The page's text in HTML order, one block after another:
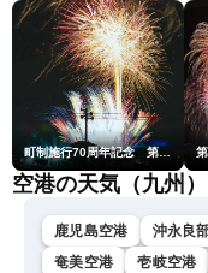
口剛央〉
空港の天気（九州）
鹿児島空港
沖永良
奄美空港
壱岐空港